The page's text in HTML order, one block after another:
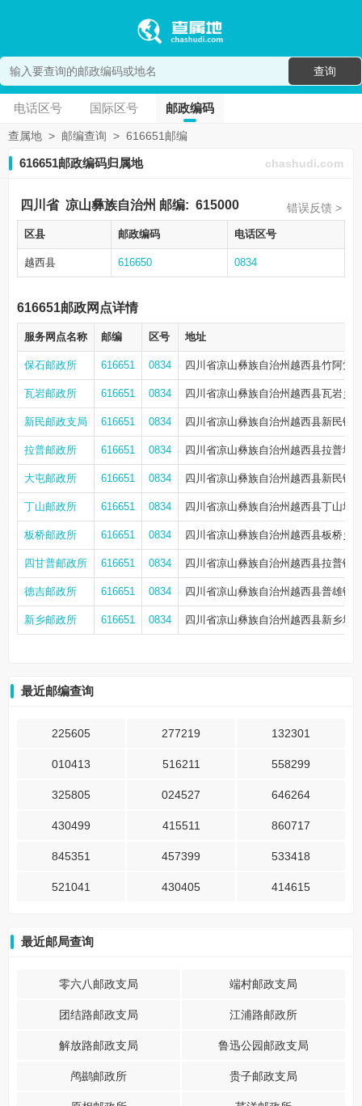
查询
电话区号 国际区号 邮政编码
查属地 > 邮编查询 > 616651邮编
616651邮政编码归属地 chashudi.com
四川省 凉山彝族自治州 邮编: 615000 错误反馈 >
区县 邮政编码 电话区号
越西县 616650 0834
616651邮政网点详情
服务网点名称 邮编 区号 地址
保石邮政所 616651 0834 四川省凉山彝族自治州越西县竹阿觉
瓦岩邮政所 616651 0834 四川省凉山彝族自治州越西县瓦岩乡
新民邮政支局 616651 0834 四川省凉山彝族自治州越西县新民镇
拉普邮政所 616651 0834 四川省凉山彝族自治州越西县拉普场
大屯邮政所 616651 0834 四川省凉山彝族自治州越西县新民镇
丁山邮政所 616651 0834 四川省凉山彝族自治州越西县丁山场
板桥邮政所 616651 0834 四川省凉山彝族自治州越西县板桥乡
四甘普邮政所 616651 0834 四川省凉山彝族自治州越西县拉普镇
德吉邮政所 616651 0834 四川省凉山彝族自治州越西县普雄镇
新乡邮政所 616651 0834 四川省凉山彝族自治州越西县新乡场
最近邮编查询
225605 277219 132301
010413 516211 558299
325805 024527 646264
430499 415511 860717
845351 457399 533418
521041 430405 414615
最近邮局查询
零六八邮政支局 端村邮政支局
团结路邮政支局 江浦路邮政所
解放路邮政支局 鲁迅公园邮政支局
鸬鹚邮政所 贵子邮政支局